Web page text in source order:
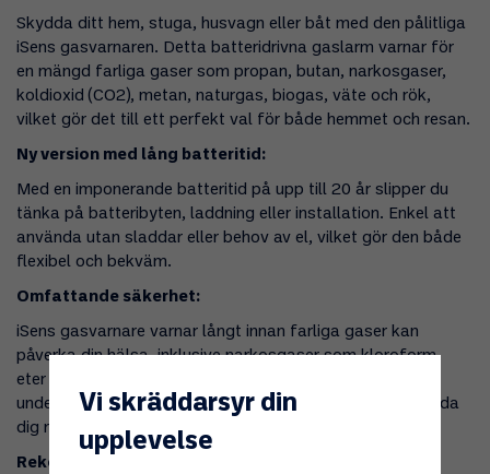
Skydda ditt hem, stuga, husvagn eller båt med den pålitliga
iSens gasvarnaren. Detta batteridrivna gaslarm varnar för
en mängd farliga gaser som propan, butan, narkosgaser,
koldioxid (CO2), metan, naturgas, biogas, väte och rök,
vilket gör det till ett perfekt val för både hemmet och resan.
Ny version med lång batteritid:
Med en imponerande batteritid på upp till 20 år slipper du
tänka på batteribyten, laddning eller installation. Enkel att
använda utan sladdar eller behov av el, vilket gör den både
flexibel och bekväm.
Omfattande säkerhet:
iSens gasvarnare varnar långt innan farliga gaser kan
påverka din hälsa, inklusive narkosgaser som kloroform,
eter och fluraner. Den hjälper till att hålla luftkvaliteten
under kontroll för att förebygga hälsoproblem och skydda
dig mot gasläckor.
Rekommenderad för husbilar och husvagnar:
Vi skräddarsyr din
upplevelse